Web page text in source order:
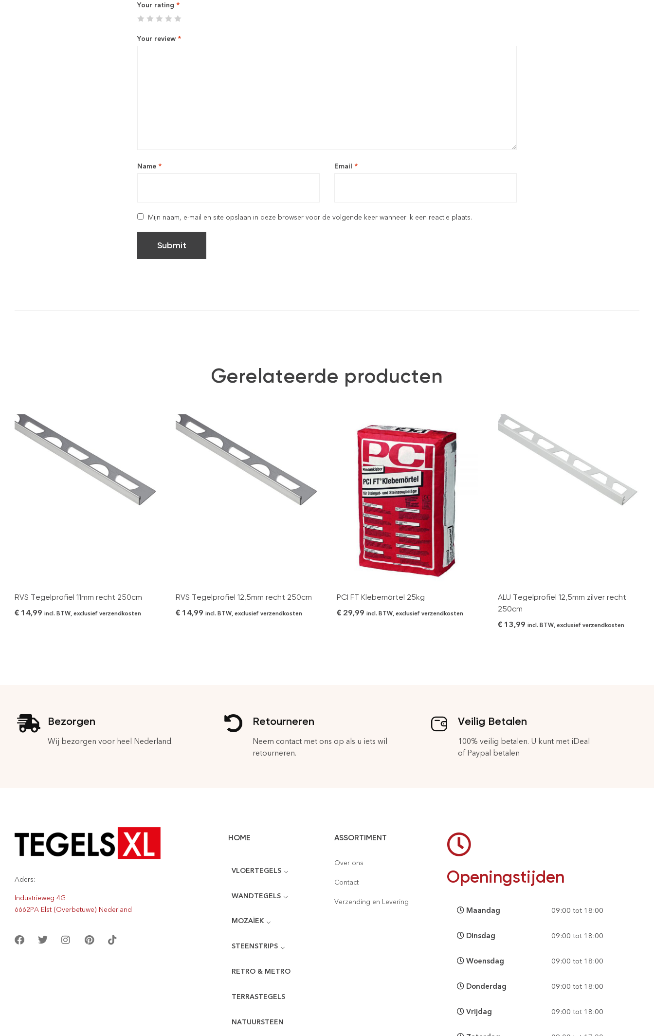
Your rating *
Your review *
Name * Email *
Mijn naam, e-mail en site opslaan in deze browser voor de volgende keer wanneer ik een reactie plaats.
Gerelateerde producten
RVS Tegelprofiel 11mm recht 250cm
€ 14,99 incl. BTW, exclusief verzendkosten
RVS Tegelprofiel 12,5mm recht 250cm
€ 14,99 incl. BTW, exclusief verzendkosten
PCI FT Klebemörtel 25kg
€ 29,99 incl. BTW, exclusief verzendkosten
ALU Tegelprofiel 12,5mm zilver recht
250cm
€ 13,99 incl. BTW, exclusief verzendkosten
Bezorgen
Wij bezorgen voor heel Nederland.
Retourneren
Neem contact met ons op als u iets wil
retourneren.
Veilig Betalen
100% veilig betalen. U kunt met iDeal
of Paypal betalen
Aders:
Industrieweg 4G
6662PA Elst (Overbetuwe) Nederland
HOME
VLOERTEGELS
WANDTEGELS
MOZAÏEK
STEENSTRIPS
RETRO & METRO
TERRASTEGELS
NATUURSTEEN
ASSORTIMENT
Over ons
Contact
Verzending en Levering
Openingstijden
Maandag 09:00 tot 18:00
Dinsdag 09:00 tot 18:00
Woensdag 09:00 tot 18:00
Donderdag 09:00 tot 18:00
Vrijdag 09:00 tot 18:00